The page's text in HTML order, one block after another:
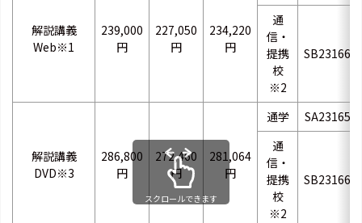
解説講義
Web※1
239,000
円
227,050
円
234,220
円
通
信・
提携
校
※2
SB23166
解説講義
DVD※3
286,800
円
272,460
円
281,064
円
通学
SA23165
通
信・
提携
校
※2
SB23166
スクロールできます